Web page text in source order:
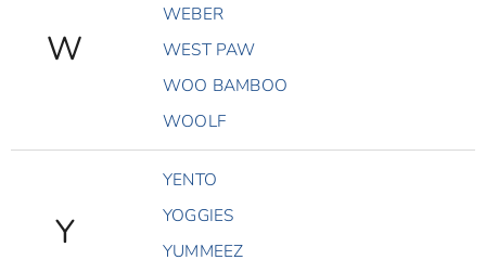
W
WEBER
WEST PAW
WOO BAMBOO
WOOLF
Y
YENTO
YOGGIES
YUMMEEZ